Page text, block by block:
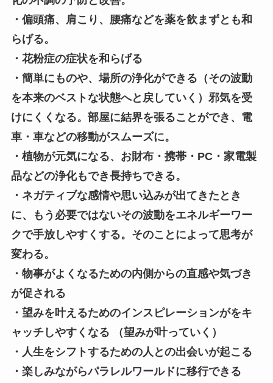
・偏頭痛、肩こり、腰痛などを薬を飲まずとも和
らげる。
・花粉症の症状を和らげる
・簡単にものや、場所の浄化ができる（その波動
を本来のベストな状態へと戻していく）邪気を受
けにくくなる。部屋に結界を張ることができ、電
車・車などの移動がスムーズに。
・植物が元気になる、お財布・携帯・PC・家電製
品などの浄化もでき長持ちできる。
・ネガティブな感情や思い込みが出てきたとき
に、もう必要ではないその波動をエネルギーワー
クで手放しやすくする。そのことによって思考が
変わる。
・物事がよくなるための内側からの直感や気づき
が促される
・望みを叶えるためのインスピレーションがをキ
ャッチしやすくなる （望みが叶っていく）
・人生をシフトするための人との出会いが起こる
・楽しみながらパラレルワールドに移行できる